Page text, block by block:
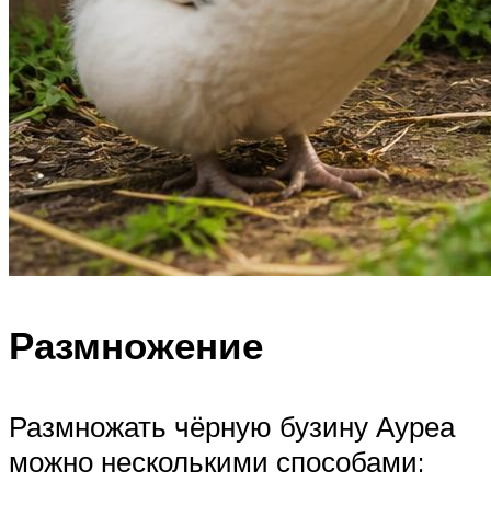
Размножение
Размножать чёрную бузину Ауреа
можно несколькими способами: